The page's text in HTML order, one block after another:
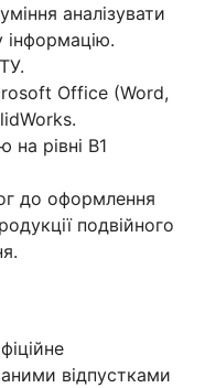
аналізувати
інформацію.
Office (Word,
на рівні В1
до оформлення
подвійного
відпустками